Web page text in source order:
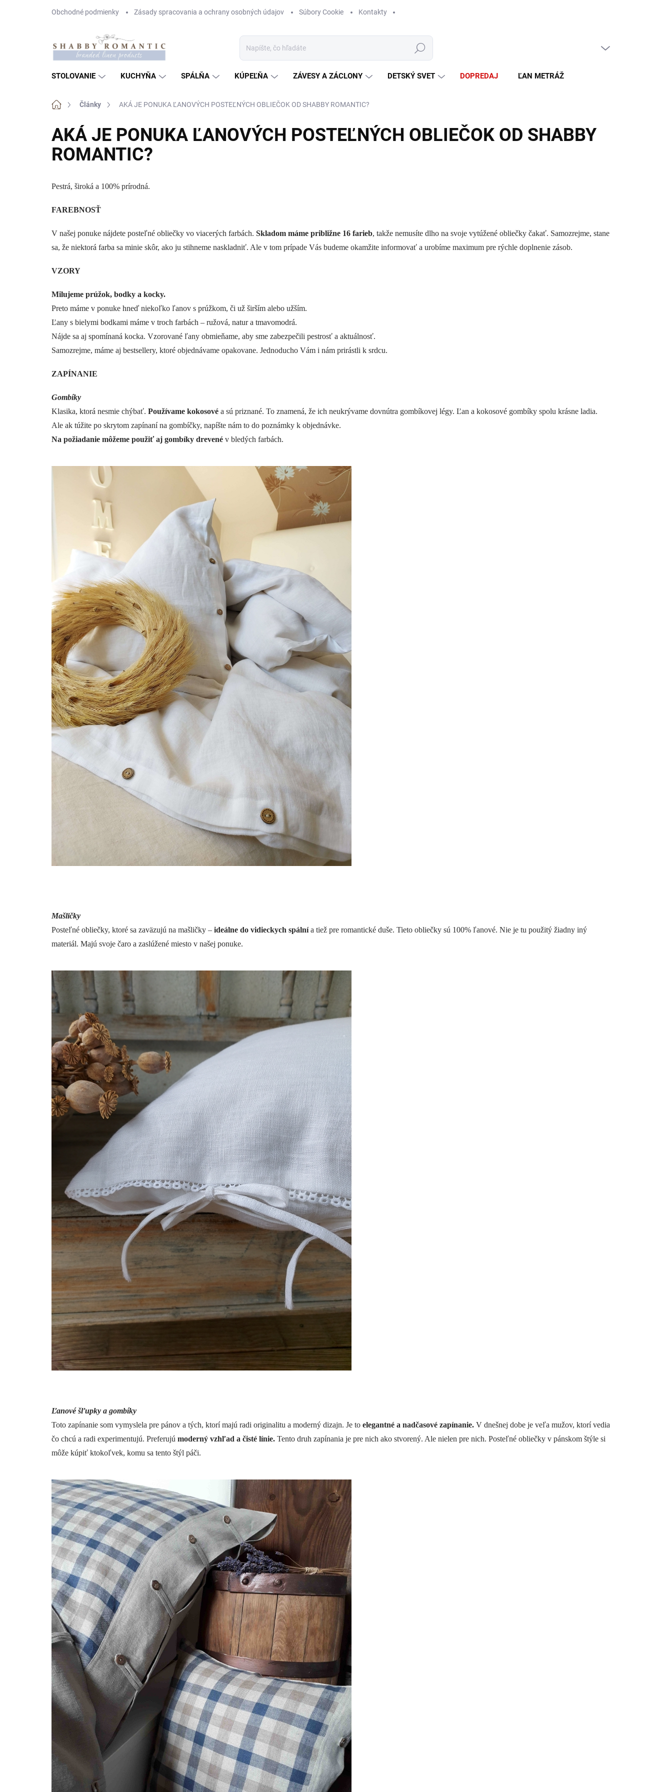
Obchodné podmienky Zásady spracovania a ochrany osobných údajov Súbory Cookie Kontakty
Hľadať
STOLOVANIE KUCHYŇA SPÁLŇA KÚPEĽŇA ZÁVESY A ZÁCLONY DETSKÝ SVET DOPREDAJ ĽAN METRÁŽ
DomovČlánky AKÁ JE PONUKA ĽANOVÝCH POSTEĽNÝCH OBLIEČOK OD SHABBY ROMANTIC?
AKÁ JE PONUKA ĽANOVÝCH POSTEĽNÝCH OBLIEČOK OD SHABBY
ROMANTIC?
Pestrá, široká a 100% prírodná.
FAREBNOSŤ
V našej ponuke nájdete posteľné obliečky vo viacerých farbách. Skladom máme približne 16 farieb, takže nemusíte dlho na svoje vytúžené obliečky čakať. Samozrejme, stane
sa, že niektorá farba sa minie skôr, ako ju stihneme naskladniť. Ale v tom prípade Vás budeme okamžite informovať a urobíme maximum pre rýchle doplnenie zásob.
VZORY
Milujeme prúžok, bodky a kocky.
Preto máme v ponuke hneď niekoľko ľanov s prúžkom, či už širším alebo užším.
Ľany s bielymi bodkami máme v troch farbách – ružová, natur a tmavomodrá.
Nájde sa aj spomínaná kocka. Vzorované ľany obmieňame, aby sme zabezpečili pestrosť a aktuálnosť.
Samozrejme, máme aj bestsellery, ktoré objednávame opakovane. Jednoducho Vám i nám prirástli k srdcu.
ZAPÍNANIE
Gombíky
Klasika, ktorá nesmie chýbať. Používame kokosové a sú priznané. To znamená, že ich neukrývame dovnútra gombíkovej légy. Ľan a kokosové gombíky spolu krásne ladia.
Ale ak túžite po skrytom zapínaní na gombíčky, napíšte nám to do poznámky k objednávke.
Na požiadanie môžeme použiť aj gombíky drevené v bledých farbách.
Mašličky
Posteľné obliečky, ktoré sa zaväzujú na mašličky – ideálne do vidieckych spálnía tiež pre romantické duše. Tieto obliečky sú 100% ľanové. Nie je tu použitý žiadny iný
materiál. Majú svoje čaro a zaslúžené miesto v našej ponuke.
Ľanové šľupky a gombíky
Toto zapínanie som vymyslela pre pánov a tých, ktorí majú radi originalitu a moderný dizajn. Je to elegantné a nadčasové zapínanie. V dnešnej dobe je veľa mužov, ktorí vedia
čo chcú a radi experimentujú. Preferujú moderný vzhľad a čisté línie. Tento druh zapínania je pre nich ako stvorený. Ale nielen pre nich. Posteľné obliečky v pánskom štýle si
môže kúpiť ktokoľvek, komu sa tento štýl páči.